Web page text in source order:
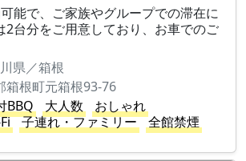
能で、ご家族やグループでの滞在に
2台分をご用意しており、お車でのご
県／箱根
箱根町元箱根93-76
BBQ 大人数
おしゃれ
子連れ・ファミリー
全館禁煙